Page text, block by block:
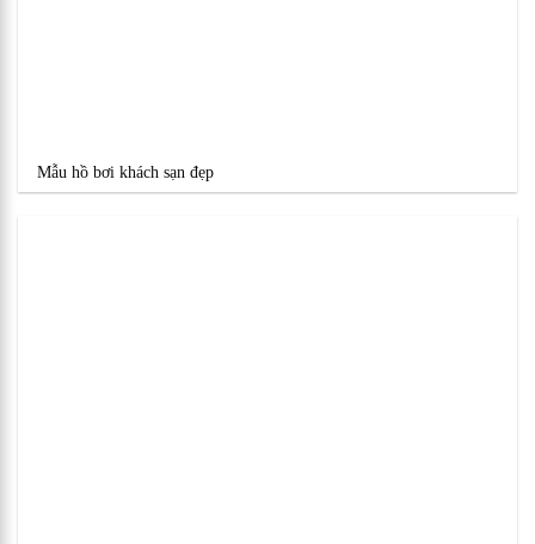
Mẫu hồ bơi khách sạn đẹp